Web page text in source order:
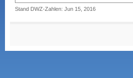
Stand DWZ-Zahlen: Jun 15, 2016